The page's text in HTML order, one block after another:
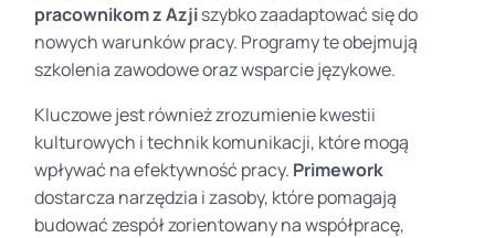
pracownikom z Azjiszybko zaadaptować się do
nowych warunków pracy. Programy te obejmują
szkolenia zawodowe oraz wsparcie językowe.
Kluczowe jest również zrozumienie kwestii
kulturowych i technik komunikacji, które mogą
wpływać na efektywność pracy. Primework
dostarcza narzędzia i zasoby, które pomagają
budować zespół zorientowany na współpracę,